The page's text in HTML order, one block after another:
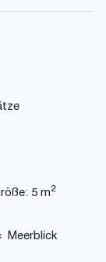
5 m2
Meerblick